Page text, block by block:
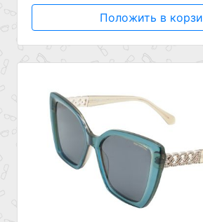
Положить в